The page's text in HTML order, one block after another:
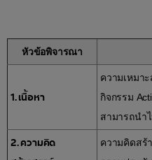
หัวข้อพิจารณา
1. เนื้อหา
ความเหมา
กิจกรรม
สามารถนำ
2. ความคิด
ความคิดสร้